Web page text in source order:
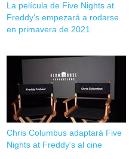
La película de Five Nights at
Freddy's empezará a rodarse
en primavera de 2021
Chris Columbus adaptará Five
Nights at Freddy's al cine